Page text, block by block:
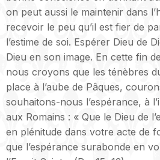
on peut aussi le maintenir dans
recevoir le peu qu’il est fier de
l’estime de soi. Espérer Dieu de
Dieu en son image. En cette fin
nous croyons que les ténèbres
place à l’aube de Pâques,
souhaitons-nous l’espérance, à
aux Romains : « Que le Dieu de
en plénitude dans votre acte de
que l’espérance surabonde en